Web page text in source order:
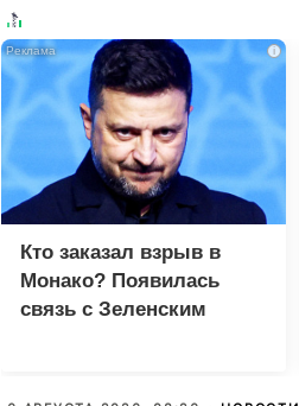
i
Кто заказал взрыв в
Монако? Появилась
связь с Зеленским